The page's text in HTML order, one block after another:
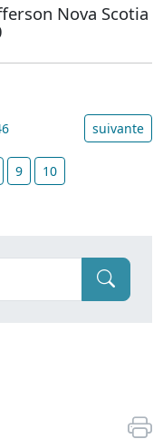
Nova Scotia
suivante
9 10